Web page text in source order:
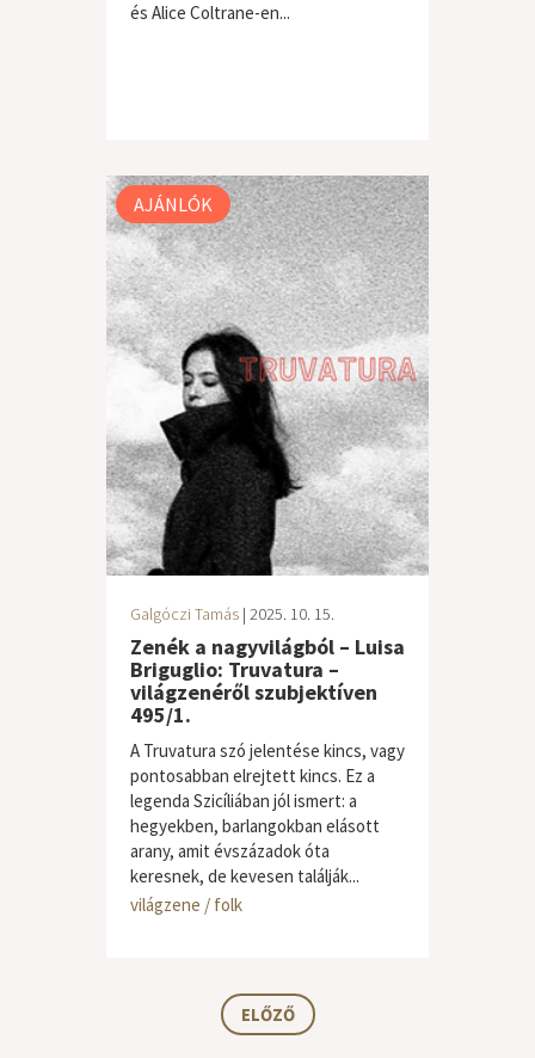
és Alice Coltrane-en...
AJÁNLÓK
Galgóczi Tamás | 2025. 10. 15.
Zenék a nagyvilágból – Luisa
Briguglio: Truvatura –
világzenéről szubjektíven
495/1.
A Truvatura szó jelentése kincs, vagy
pontosabban elrejtett kincs. Ez a
legenda Szicíliában jól ismert: a
hegyekben, barlangokban elásott
arany, amit évszázadok óta
keresnek, de kevesen találják...
világzene / folk
ELŐZŐ